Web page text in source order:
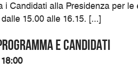
i Candidati alla Presidenza per le
15.00 alle 16.15. [...]
e candidati